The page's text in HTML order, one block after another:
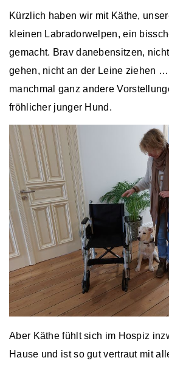
Kürzlich haben wir mit Käthe,
kleinen Labradorwelpen, ein
gemacht. Brav danebensitzen,
gehen, nicht an der Leine ziehen
manchmal ganz andere
fröhlicher junger Hund.
Aber Käthe fühlt sich im Hospiz
Hause und ist so gut vertraut mit